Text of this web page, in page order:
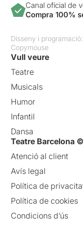
Canal oficial de
Compra 100%
Disseny i programació:
Copymouse
Vull veure
Teatre
Musicals
Humor
Infantil
Dansa
Teatre Barcelona
Atenció al client
Avís legal
Política de
Política de cookies
Condicions d’ús